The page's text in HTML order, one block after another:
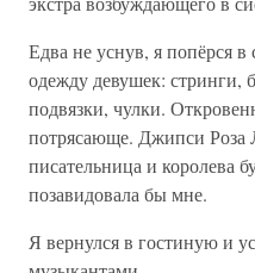
Едва не уснув, я попёрся
одежду девушек: стринги,
подвязки, чулки.
потрясающе. Джипси Роза
писательница и королева
позавидовала бы мне.
Я вернулся в гостиную и